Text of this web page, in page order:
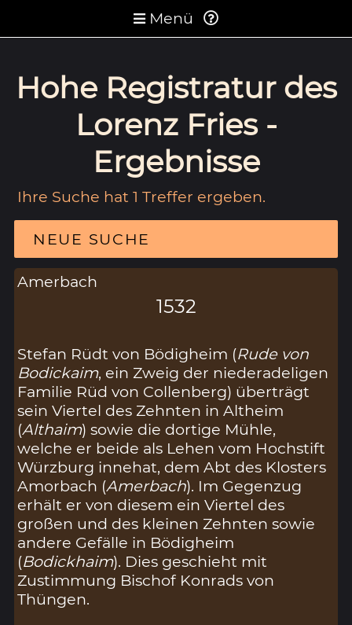
Menü
Hohe Registratur des
Lorenz Fries -
Ergebnisse
Ihre Suche hat 1 Treffer ergeben.
NEUE SUCHE
Amerbach
1532
Stefan Rüdt von Bödigheim (Rude von
Bodickaim, ein Zweig der niederadeligen
Familie Rüd von Collenberg) überträgt
sein Viertel des Zehnten in Altheim
(Althaim) sowie die dortige Mühle,
welche er beide als Lehen vom Hochstift
Würzburg innehat, dem Abt des Klosters
Amorbach (Amerbach). Im Gegenzug
erhält er von diesem ein Viertel des
großen und des kleinen Zehnten sowie
andere Gefälle in Bödigheim
(Bodickhaim). Dies geschieht mit
Zustimmung Bischof Konrads von
Thüngen.